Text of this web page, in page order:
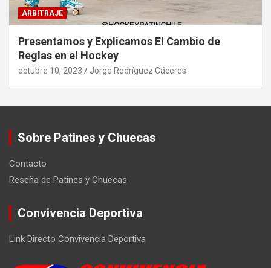
ARBITRAJE
Presentamos y Explicamos El Cambio de
Reglas en el Hockey
octubre 10, 2023 Jorge Rodríguez Cáceres
Sobre Patines y Chuecas
Contacto
Reseña de Patines y Chuecas
Convivencia Deportiva
Link Directo Convivencia Deportiva